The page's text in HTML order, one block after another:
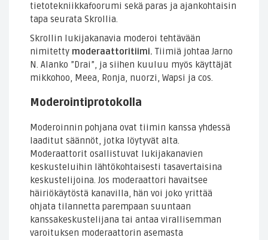
tietotekniikkafoorumi sekä paras ja ajankohtaisin
tapa seurata Skrollia.
Skrollin lukijakanavia moderoi tehtävään
nimitetty moderaattoritiimi. Tiimiä johtaa Jarno
N. Alanko ”Drai”, ja siihen kuuluu myös käyttäjät
mikkohoo, Meea, Ronja, nuorzi, Wapsi ja cos.
Moderointiprotokolla
Moderoinnin pohjana ovat tiimin kanssa yhdessä
laaditut säännöt, jotka löytyvät alta.
Moderaattorit osallistuvat lukijakanavien
keskusteluihin lähtökohtaisesti tasavertaisina
keskustelijoina. Jos moderaattori havaitsee
häiriökäytöstä kanavilla, hän voi joko yrittää
ohjata tilannetta parempaan suuntaan
kanssakeskustelijana tai antaa virallisemman
varoituksen moderaattorin asemasta